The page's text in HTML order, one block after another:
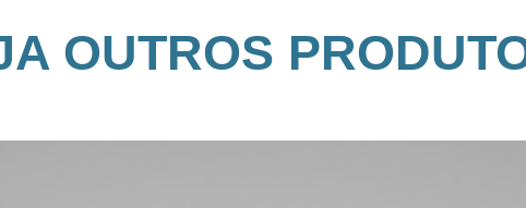
OUTROS